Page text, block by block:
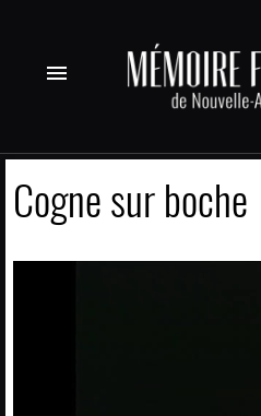
menu
Cogne sur boche